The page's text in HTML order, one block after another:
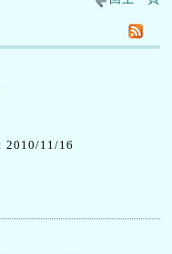
2010/11/16